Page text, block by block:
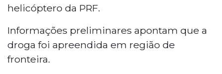
helicóptero da PRF.
Informações preliminares apontam que a
droga foi apreendida em região de
fronteira.